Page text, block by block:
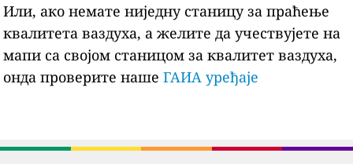
Или, ако немате ниједну станицу за праћење
квалитета ваздуха, а желите да учествујете на
мапи са својом станицом за квалитет ваздуха,
онда проверите нашеГАИА уређаје